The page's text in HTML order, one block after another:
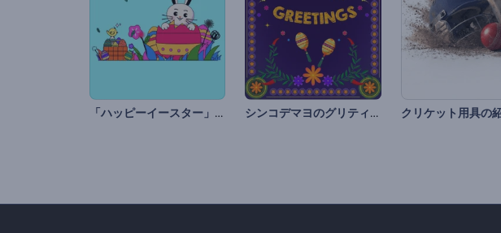
「ハッピーイースター」リールセット シンコデマヨのグリティング動画 クリケット用具の